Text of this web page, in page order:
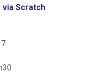
via Scratch